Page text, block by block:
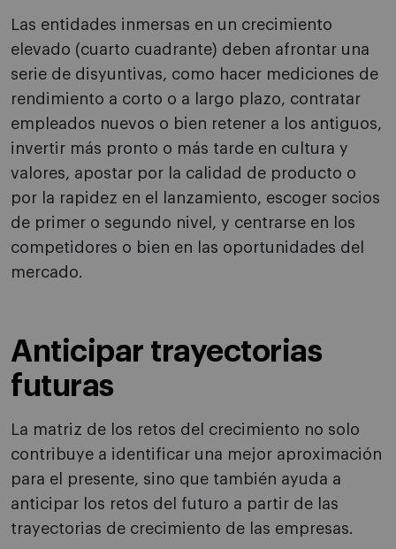
Las entidades inmersas en un crecimiento
elevado (cuarto cuadrante) deben afrontar una
serie de disyuntivas, como hacer mediciones de
rendimiento a corto o a largo plazo, contratar
empleados nuevos o bien retener a los antiguos,
invertir más pronto o más tarde en cultura y
valores, apostar por la calidad de producto o
por la rapidez en el lanzamiento, escoger socios
de primer o segundo nivel, y centrarse en los
competidores o bien en las oportunidades del
mercado.
Anticipar trayectorias
futuras
La matriz de los retos del crecimiento no solo
contribuye a identificar una mejor aproximación
para el presente, sino que también ayuda a
anticipar los retos del futuro a partir de las
trayectorias de crecimiento de las empresas.